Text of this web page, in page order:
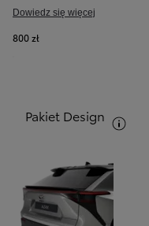
Dowiedz się więcej
800 zł
Pakiet Design